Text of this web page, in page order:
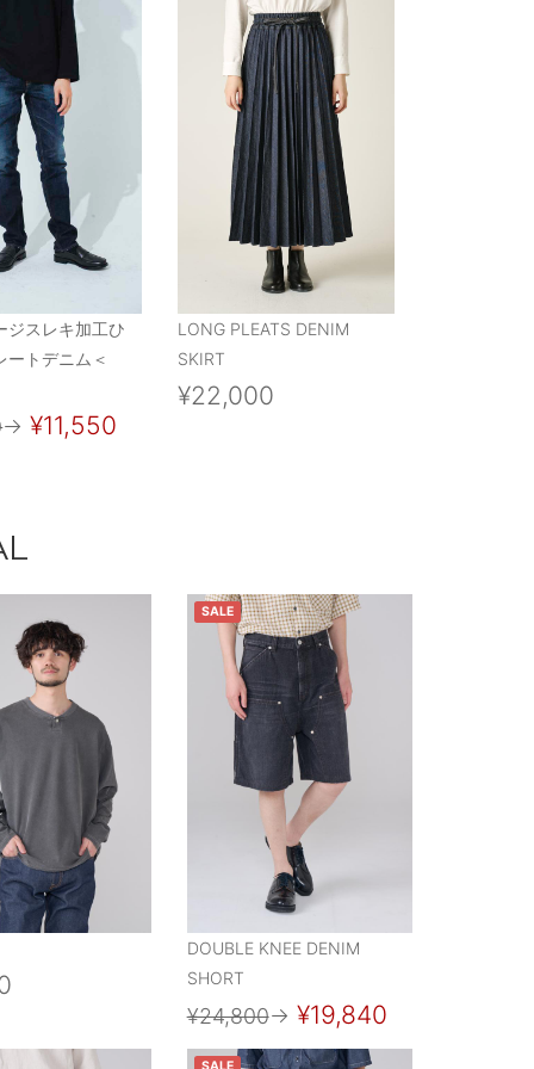
ジスレキ加工ひ
ートデニム＜
→ ¥11,550
LONG PLEATS DENIM
SKIRT
¥22,000
SALE
DOUBLE KNEE DENIM
SHORT
¥24,800→ ¥19,840